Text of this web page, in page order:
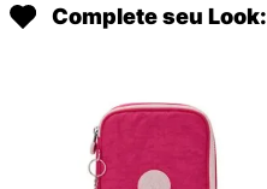
Complete seu Look: